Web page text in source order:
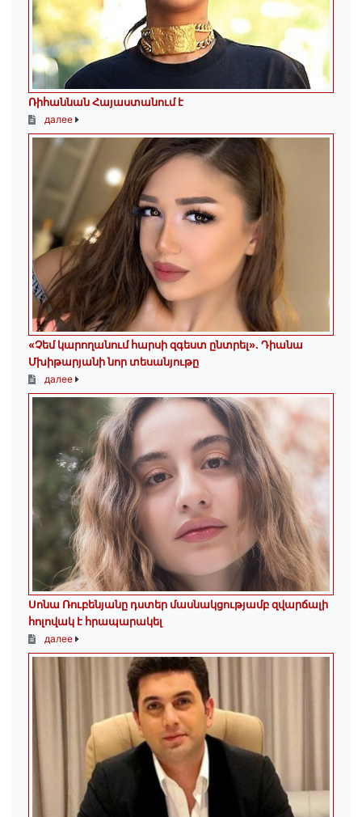
Ռիհաննան Հայաստանում է
далее
«Չեմ կարողանում հարսի զգեստ ընտրել». Դիանա
Մխիթարյանի նոր տեսանյութը
далее
Սոնա Ռուբենյանը դստեր մասնակցությամբ զվարճալի
հոլովակ է հրապարակել
далее